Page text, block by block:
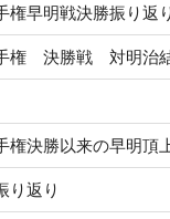
権早明戦決勝振り返
権 決勝戦 対明治
権決勝以来の早明頂
り返り